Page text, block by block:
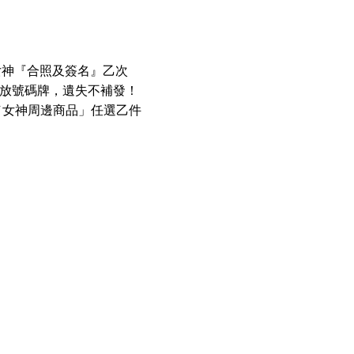
『合照及簽名』乙次
號碼牌，遺失不補發！
神周邊商品」任選乙件